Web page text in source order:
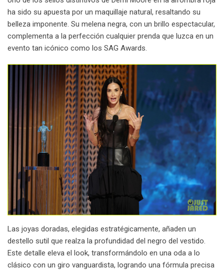
ha sido su apuesta por un maquillaje natural, resaltando su
belleza imponente. Su melena negra, con un brillo espectacular,
complementa a la perfección cualquier prenda que luzca en un
evento tan icónico como los SAG Awards.
Las joyas doradas, elegidas estratégicamente, añaden un
destello sutil que realza la profundidad del negro del vestido.
Este detalle eleva el look, transformándolo en una oda a lo
clásico con un giro vanguardista, logrando una fórmula precisa